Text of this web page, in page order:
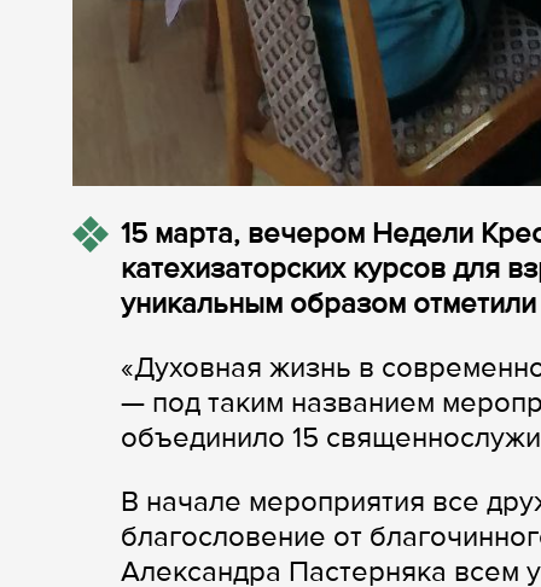
15 марта, вечером Недели
катехизаторских курсов для
уникальным образом
«Духовная жизнь в
— под таким названием
объединило 15
В начале мероприятия все
благословение от
Александра Пастерняка всем